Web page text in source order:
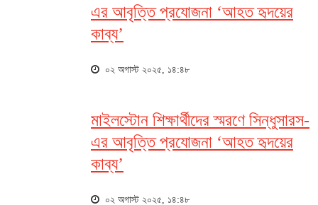
এর আবৃত্তি প্রযোজনা ‘আহত হৃদয়ের
কাব্য’
০২ অগাস্ট ২০২৫, ১৪:৪৮
মাইলস্টোন শিক্ষার্থীদের স্মরণে সিন্ধুসারস-
এর আবৃত্তি প্রযোজনা ‘আহত হৃদয়ের
কাব্য’
০২ অগাস্ট ২০২৫, ১৪:৪৮